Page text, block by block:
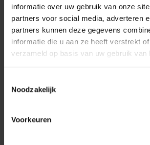
informatie over uw gebruik van onze
partners voor social media, adverteren
partners kunnen deze gegevens
informatie die u aan ze heeft verstrekt
verzameld op basis van uw gebruik van
Noodzakelijk
Voorkeuren
Overstappen naar de VUB